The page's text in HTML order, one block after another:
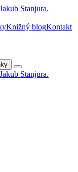
Knižný blogKontakt